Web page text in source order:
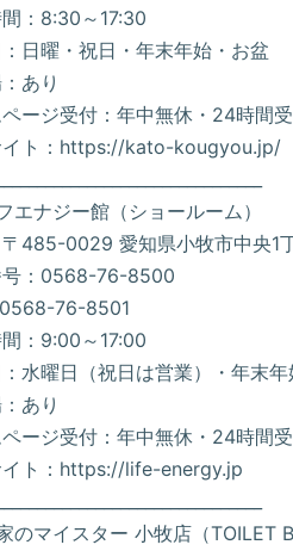
：8:30～17:30
日曜・祝日・年末年始・お盆
あり
ージ受付：年中無休・24時間
イト：https://kato-kougyou.jp/
エナジー館（ショールーム）
485-0029 愛知県小牧市中央1
号：0568-76-8500
0568-76-8501
：9:00～17:00
水曜日（祝日は営業）・年末
あり
ージ受付：年中無休・24時間
イト：https://life-energy.jp
のマイスター 小牧店（TOILET